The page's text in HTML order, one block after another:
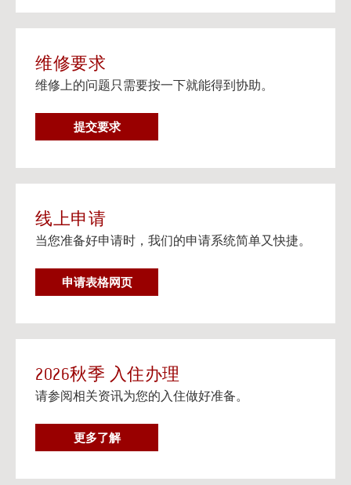
Gateway apartments 将在(UHR)住房续约程序中可
用。
流媒体服务
在个人设备上观看流媒体电视
邮寄信息以及楼宇地址
阅读更多
维修要求
维修上的问题只需要按一下就能得到协助。
提交要求维
修
线上申请
当您准备好申请时，我们的申请系统简单又快捷。
申请表格网页
2026秋季 入住办理
请参阅相关资讯为您的入住做好准备。
更多了解2
0